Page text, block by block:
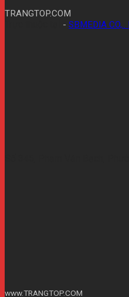
TRANGTOP.COM
- SBMEDIA CO,..
www.TRANGTOP.COM